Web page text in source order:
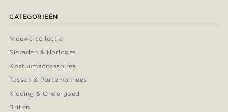
CATEGORIEËN
Nieuwe collectie
Sieraden & Horloges
Kostuumaccessoires
Tassen & Portemonnees
Kleding & Ondergoed
Brillen